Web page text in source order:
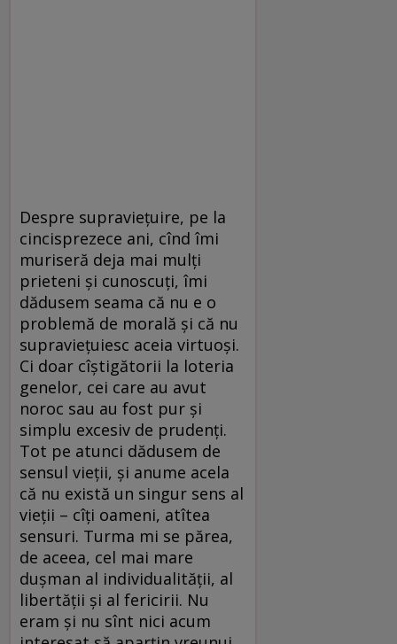
Despre supraviețuire, pe la
cincisprezece ani, cînd îmi
muriseră deja mai mulți
prieteni și cunoscuți, îmi
dădusem seama că nu e o
problemă de morală și că nu
supraviețuiesc aceia virtuoși.
Ci doar cîștigătorii la loteria
genelor, cei care au avut
noroc sau au fost pur și
simplu excesiv de prudenți.
Tot pe atunci dădusem de
sensul vieții, și anume acela
că nu există un singur sens al
vieții – cîți oameni, atîtea
sensuri. Turma mi se părea,
de aceea, cel mai mare
dușman al individualității, al
libertății și al fericirii. Nu
eram și nu sînt nici acum